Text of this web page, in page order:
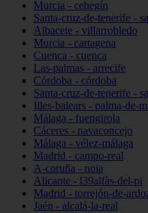
Murcia - cehegín
Santa-cruz-de-tenerife -
Albacete - villarrobledo
Murcia - cartagena
Cuenca - cuenca
Las-palmas - arrecife
Córdoba - córdoba
Santa-cruz-de-tenerife -
Illes-balears - palma-de-
Málaga - fuengirola
Cáceres - navaconcejo
Málaga - vélez-málaga
Madrid - campo-real
A-coruña - noia
Alicante - l39alfàs-del-pi
Madrid - torrejón-de-
Jaén - alcalá-la-real